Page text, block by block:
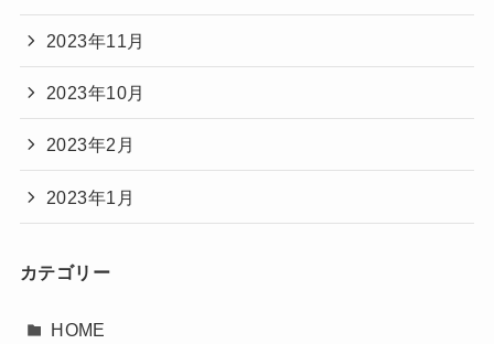
2023年11月
2023年10月
2023年2月
2023年1月
カテゴリー
HOME